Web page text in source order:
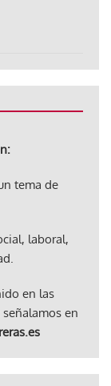
tema de
laboral,
en las
en